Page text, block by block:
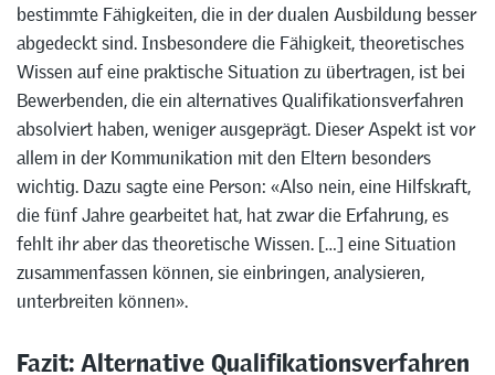
bestimmte Fähigkeiten, die in der dualen Ausbildung besser
abgedeckt sind. Insbesondere die Fähigkeit, theoretisches
Wissen auf eine praktische Situation zu übertragen, ist bei
Bewerbenden, die ein alternatives Qualifikationsverfahren
absolviert haben, weniger ausgeprägt. Dieser Aspekt ist vor
allem in der Kommunikation mit den Eltern besonders
wichtig. Dazu sagte eine Person: «Also nein, eine Hilfskraft,
die fünf Jahre gearbeitet hat, hat zwar die Erfahrung, es
fehlt ihr aber das theoretische Wissen. […] eine Situation
zusammenfassen können, sie einbringen, analysieren,
unterbreiten können».
Fazit: Alternative Qualifikationsverfahren